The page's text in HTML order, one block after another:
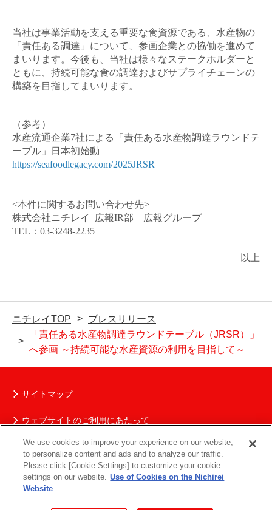
当社は事業活動を支える重要な食資源である、水産物の
「責任ある調達」について、参画企業との協働を進めて
まいります。今後も、当社は様々なステークホルダーと
ともに、持続可能な食の調達およびサプライチェーンの
構築を目指してまいります。
（参考）
水産流通企業7社による「責任ある水産物調達ラウンドテ
ーブル」日本初始動
https://seafoodlegacy.com/2025JRSR
<本件に関するお問い合わせ先>
株式会社ニチレイ
広報IR部 広報グループ
TEL ： 03-3248-2235
以上
ニチレイTOP
プレスリリース
「責任ある水産物調達ラウンドテーブル（JRSR）」
へ参画 ～持続可能な水産資源の利用を目指して～
サイトマップ
ウェブサイトのご利用にあたって
ニチレイグループの個人情報保護について
ソーシャルメディアポリシー
We use cookies to improve your experience on our website,
to personalize content and ads and to analyze our traffic.
Please click [Cookie Settings] to customize your cookie
settings on our website. Use of Cookies on the Nichirei
Website